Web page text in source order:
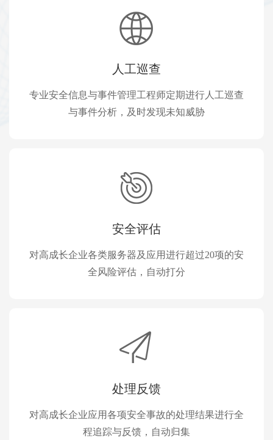
人工巡查
专业安全信息与事件管理工程师定期进行人工巡查
与事件分析，及时发现未知威胁
安全评估
对高成长企业各类服务器及应用进行超过20项的安
全风险评估，自动打分
处理反馈
对高成长企业应用各项安全事故的处理结果进行全
程追踪与反馈，自动归集